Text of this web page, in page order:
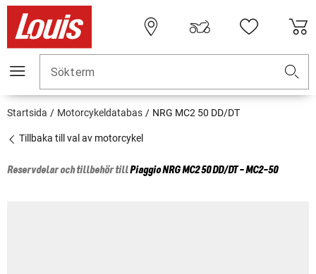
Sökterm
Startsida Motorcykeldatabas NRG MC2 50 DD/DT
Tillbaka till val av motorcykel
Reservdelar och tillbehör tillPiaggioNRG MC2 50 DD/DT - MC2-50